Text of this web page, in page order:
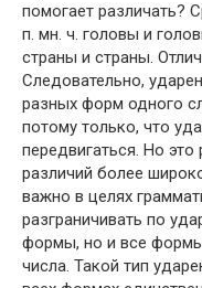
помогает различать?
п. мн. ч. головы и
страны и страны.
Следовательно,
разных форм одного
потому только, что
передвигаться. Но
различий более
важно в целях
разграничивать по
формы, но и все
числа. Такой тип